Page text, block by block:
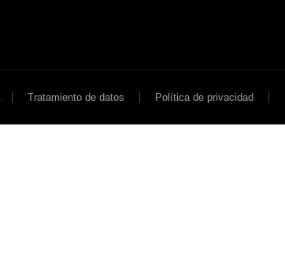
Tratamiento de datos Política de privacidad